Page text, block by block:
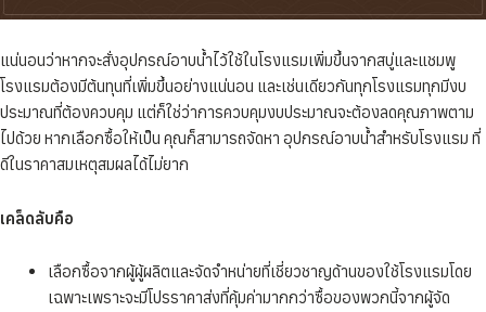
แน่นอนว่าหากจะสั่งอุปกรณ์อาบน้ำไว้ใช้ในโรงแรมเพิ่มขึ้นจากสบู่และแชมพู
โรงแรมต้องมีต้นทุนที่เพิ่มขึ้นอย่างแน่นอน และเช่นเดียวกันทุกโรงแรมทุกมีงบ
ประมาณที่ต้องควบคุม แต่ก็ใช่ว่าการควบคุมงบประมาณจะต้องลดคุณภาพตาม
ไปด้วย หากเลือกซื้อให้เป็น คุณก็สามารถจัดหา อุปกรณ์อาบน้ำสำหรับโรงแรม ที่
ดีในราคาสมเหตุสมผลได้ไม่ยาก
เคล็ดลับคือ
เลือกซื้อจากผู้ผู้ผลิตและจัดจำหน่ายที่เชี่ยวชาญด้านของใช้โรงแรมโดย
เฉพาะเพราะจะมีโปรราคาส่งที่คุ้มค่ามากกว่าซื้อของพวกนี้จากผู้จัด